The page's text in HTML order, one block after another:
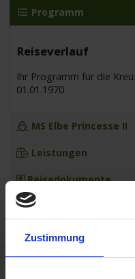
Zustimmung
Programm
Reiseverlauf
Ihr Programm für die
01.01.1970
MS Elbe Princesse II
Leistungen
Reisedokumente